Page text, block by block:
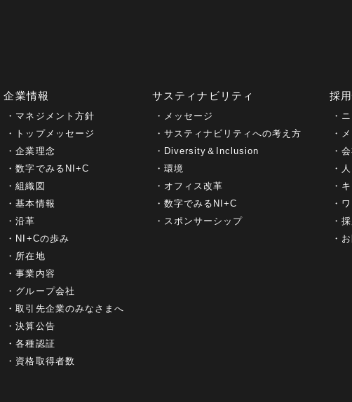
企業情報
マネジメント方針
トップメッセージ
企業理念
数字でみるNI+C
組織図
基本情報
沿革
NI+Cの歩み
所在地
事業内容
グループ会社
取引先企業のみなさまへ
決算公告
各種認証
資格取得者数
サスティナビリティ
メッセージ
サスティナビリティへの考え方
Diversity＆Inclusion
環境
オフィス改革
数字でみるNI+C
スポンサーシップ
採